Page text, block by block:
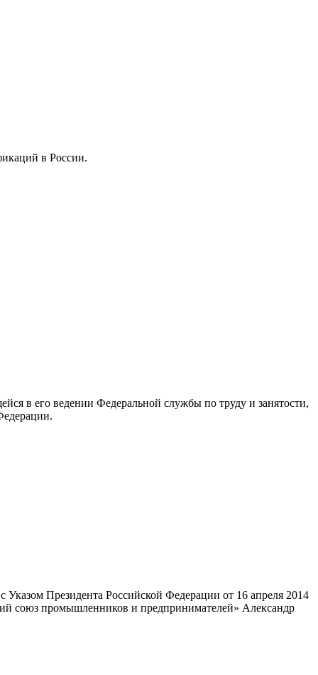
в России.
в его ведении Федеральной службы по труду и занятости,
Президента Российской Федерации от 16 апреля 2014
союз промышленников и предпринимателей» Александр